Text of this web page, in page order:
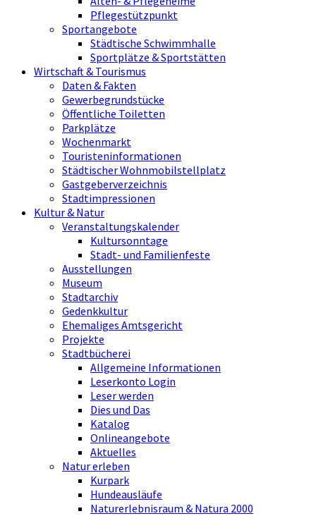
Pflegestützpunkt
Sportangebote
Städtische Schwimmhalle
Sportplätze & Sportstätten
Wirtschaft & Tourismus
Daten & Fakten
Gewerbegrundstücke
Öffentliche Toiletten
Parkplätze
Wochenmarkt
Touristeninformationen
Städtischer Wohnmobilstellplatz
Gastgeberverzeichnis
Stadtimpressionen
Kultur & Natur
Veranstaltungskalender
Kultursonntage
Stadt- und Familienfeste
Ausstellungen
Museum
Stadtarchiv
Gedenkkultur
Ehemaliges Amtsgericht
Projekte
Stadtbücherei
Allgemeine Informationen
Leserkonto Login
Leser werden
Dies und Das
Katalog
Onlineangebote
Aktuelles
Natur erleben
Kurpark
Hundeausläufe
Naturerlebnisraum & Natura 2000